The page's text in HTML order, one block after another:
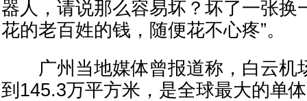
器人，请说那么容易坏？坏了一张换
花的老百姓的钱，随便花不心疼”。
广州当地媒体曾报道称，白云机
到145.3万平方米，是全球最大的单